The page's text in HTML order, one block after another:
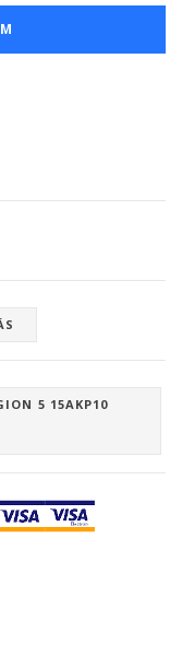
5 15AKP10